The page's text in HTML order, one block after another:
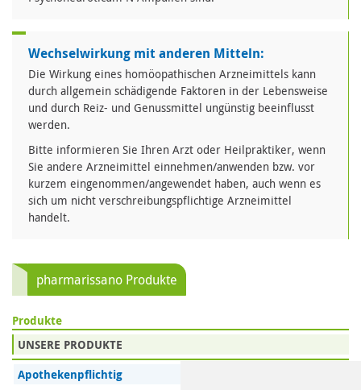
Wechselwirkung mit anderen Mitteln:
Die Wirkung eines homöopathischen Arzneimittels kann
durch allgemein schädigende Faktoren in der Lebensweise
und durch Reiz- und Genussmittel ungünstig beeinflusst
werden.
Bitte informieren Sie Ihren Arzt oder Heilpraktiker, wenn
Sie andere Arzneimittel einnehmen/anwenden bzw. vor
kurzem eingenommen/angewendet haben, auch wenn es
sich um nicht verschreibungspflichtige Arzneimittel
handelt.
pharmarissano Produkte
Produkte
UNSERE PRODUKTE
Apothekenpflichtig